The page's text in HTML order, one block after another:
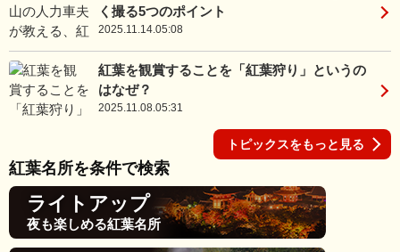
く撮る5つのポイント
2025.11.14.05:08
紅葉を観賞することを「紅葉狩り」というの
はなぜ？
2025.11.08.05:31
トピックスをもっと見る
紅葉名所を条件で検索
ライトアップ
夜も楽しめる紅葉名所